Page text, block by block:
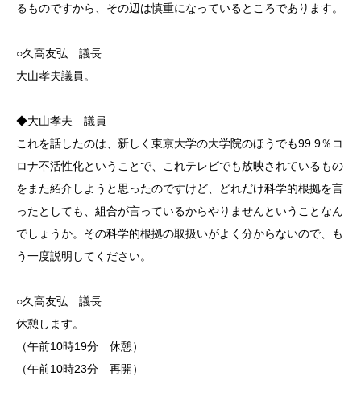
るものですから、その辺は慎重になっているところであります。
○久高友弘 議長
大山孝夫議員。
◆大山孝夫 議員
これを話したのは、新しく東京大学の大学院のほうでも99.9％コ
ロナ不活性化ということで、これテレビでも放映されているもの
をまた紹介しようと思ったのですけど、どれだけ科学的根拠を言
ったとしても、組合が言っているからやりませんということなん
でしょうか。その科学的根拠の取扱いがよく分からないので、も
う一度説明してください。
○久高友弘 議長
休憩します。
（午前10時19分 休憩）
（午前10時23分 再開）